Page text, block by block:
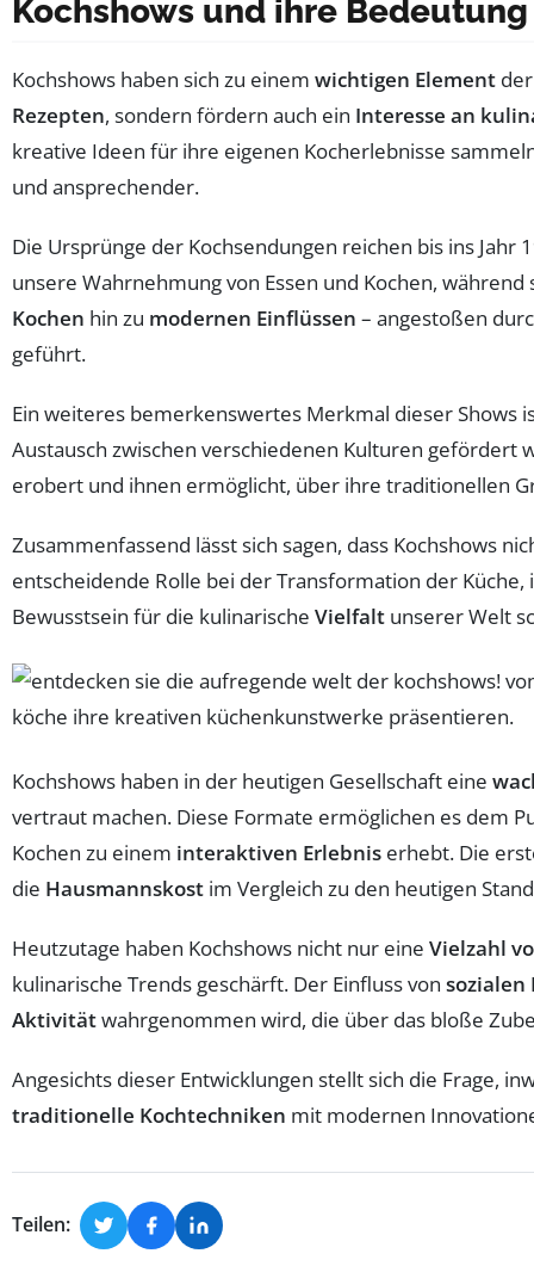
Kochshows und ihre
Kochshows haben sich zu einem wichtigen Element
Rezepten, sondern fördern auch ein Interesse an
kreative Ideen für ihre eigenen Kocherlebnisse
und ansprechender.
Die Ursprünge der Kochsendungen reichen bis ins
unsere Wahrnehmung von Essen und Kochen,
Kochen hin zu modernen Einflüssen – angestoßen
geführt.
Ein weiteres bemerkenswertes Merkmal dieser Shows
Austausch zwischen verschiedenen Kulturen gefördert
erobert und ihnen ermöglicht, über ihre traditionellen
Zusammenfassend lässt sich sagen, dass Kochshows
entscheidende Rolle bei der Transformation der
Bewusstsein für die kulinarische Vielfalt unserer Welt
Kochshows haben in der heutigen Gesellschaft eine
vertraut machen. Diese Formate ermöglichen es dem
Kochen zu einem interaktiven Erlebnis erhebt. Die
die Hausmannskost im Vergleich zu den heutigen
Heutzutage haben Kochshows nicht nur eine Vielzahl
kulinarische Trends geschärft. Der Einfluss von sozialen
Aktivitätwahrgenommen wird, die über das bloße
Angesichts dieser Entwicklungen stellt sich die Frage,
traditionelle Kochtechniken mit modernen
Teilen: